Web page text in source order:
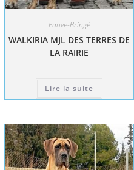
Fauve-Bringé
WALKIRIA MJL DES TERRES DE
LA RAIRIE
Lire la suite